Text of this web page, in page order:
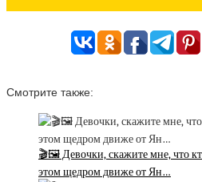
Смотрите также:
🎬🖼 Девочки, скажите мне, что
этом щедром движе от Ян…